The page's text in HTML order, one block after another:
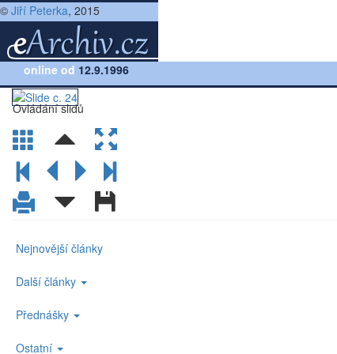
© Jiří Peterka, 2015
online od 12.9.1996
Ovládání slidů
Nejnovější články
Další články
Přednášky
Ostatní
Přednáška:Další rozvoj Internetu v ČR (po roce 1995)